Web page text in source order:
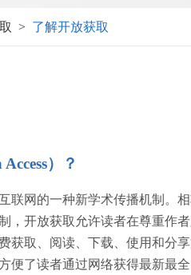
> 了解开放获取
）？
联网的一种新学术传播机制。
，开放获取允许读者在尊重作
获取、阅读、下载、使用和分
便了读者通过网络获得最新最